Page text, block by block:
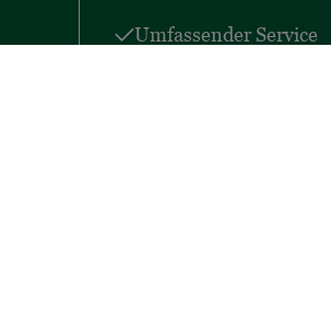
Umfassender Service